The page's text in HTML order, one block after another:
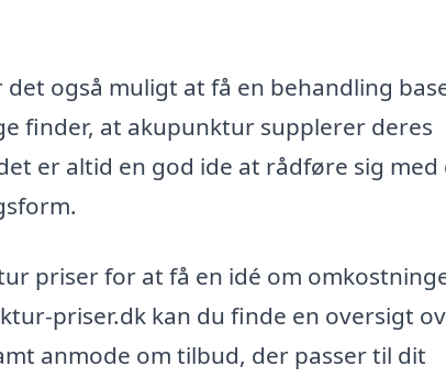
også muligt at få en behandling
finder, at akupunktur supplerer deres
er altid en god ide at rådføre sig med
priser for at få en idé om
priser.dk kan du finde en oversigt
anmode om tilbud, der passer til dit